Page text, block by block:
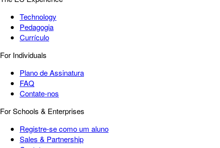
Technology
Pedagogia
Currículo
For Individuals
Plano de Assinatura
FAQ
Contate-nos
For Schools & Enterprises
Registre-se como um aluno
Sales & Partnership